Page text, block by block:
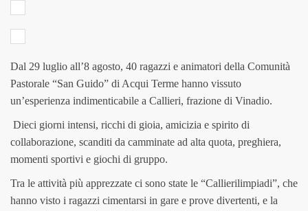
Dal 29 luglio all’8 agosto, 40 ragazzi e animatori della Comunità
Pastorale “San Guido” di Acqui Terme hanno vissuto
un’esperienza indimenticabile a Callieri, frazione di Vinadio.
Dieci giorni intensi, ricchi di gioia, amicizia e spirito di
collaborazione, scanditi da camminate ad alta quota, preghiera,
momenti sportivi e giochi di gruppo.
Tra le attività più apprezzate ci sono state le “Callierilimpiadi”, che
hanno visto i ragazzi cimentarsi in gare e prove divertenti, e la